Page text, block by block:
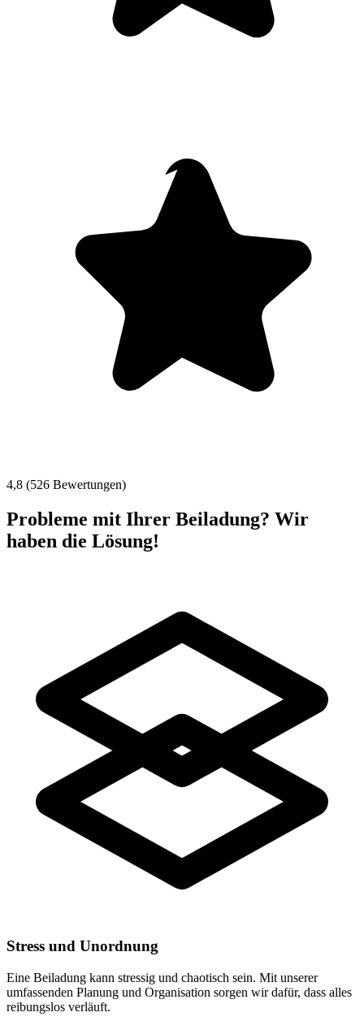
4,8 (526 Bewertungen)
Probleme mit Ihrer Beiladung? Wir
haben die Lösung!
Stress und Unordnung
Eine Beiladung kann stressig und chaotisch sein. Mit unserer
umfassenden Planung und Organisation sorgen wir dafür, dass alles
reibungslos verläuft.